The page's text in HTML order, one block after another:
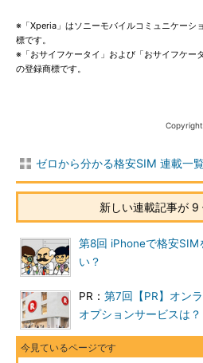
※「Xperia」はソニーモバイルコミュニケーシ
標です。
※「おサイフケータイ」および「おサイフケー
の登録商標です。
ゼロから分かる格安SIM 連載一
新しい連載記事が 9
第8回 iPhoneで格安
い？
PR： 第7回【PR】オン
オプションサービスは？